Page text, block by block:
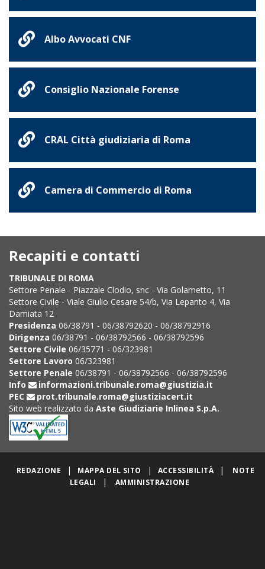
Albo Avvocati CNF
Consiglio Nazionale Forense
CRAL Città giudiziaria di Roma
Camera di Commercio di Roma
Recapiti e contatti
TRIBUNALE DI ROMA
Settore Penale - Piazzale Clodio, snc - Via Golametto, 11
Settore Civile - Viale Giulio Cesare 54/b, Via Lepanto 4, Via
Damiata 12
Presidenza 06/38791 - 06/38792620 - 06/38792916
Dirigenza 06/38791 - 06/38792566 - 06/38792596
Settore Civile 06/35771 - 06/323981
Settore Lavoro 06/323981
Settore Penale 06/38791 - 06/38792566 - 06/38792596
Info
informazioni.tribunale.roma@giustizia.it
PEC
prot.tribunale.roma@giustiziacert.it
Sito web realizzato da Aste Giudiziarie Inlinea S.p.A.
REDAZIONE | MAPPA DEL SITO | ACCESSIBILITÀ |
NOTE
LEGALI
| AMMINISTRAZIONE